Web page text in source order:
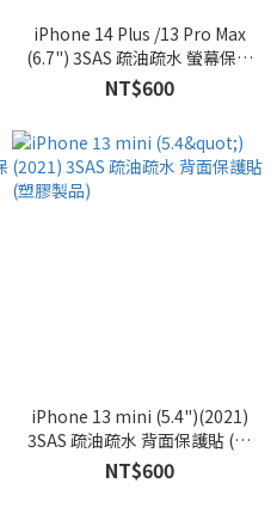
iPhone 14 Plus /13 Pro Max
(6.7") 3SAS 疏油疏水 螢幕保護
貼 (塑膠製品)
NT$600
iPhone 13 mini (5.4")(2021)
3SAS 疏油疏水 背面保護貼 (塑
膠製品)
NT$600